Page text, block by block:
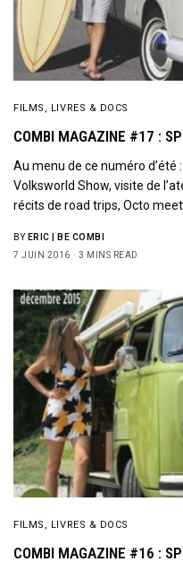
FILMS, LIVRES & DOCS
COMBI MAGAZINE #17 :
Au menu de ce numéro
Volksworld Show, visite de
récits de road trips, Octo
BY ERIC | BE COMBI
7 JUIN 2016
3 MINS READ
FILMS, LIVRES & DOCS
COMBI MAGAZINE #16 :